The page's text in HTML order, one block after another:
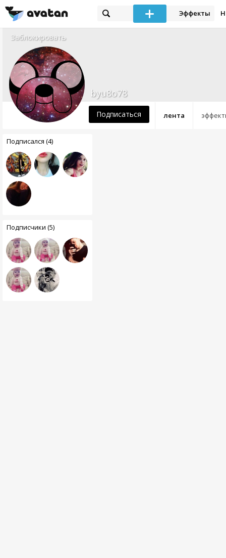
Эффекты
Заблокировать
лента
byu8o78
Подписаться
Подписался (4)
Подписчики (5)